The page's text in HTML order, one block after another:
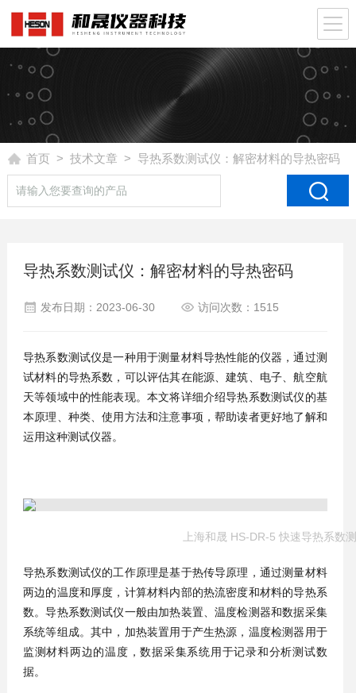
首页 > 技术文章 > 导热系数测试仪：解密材料的导热密码
导热系数测试仪：解密材料的导热密码
发布日期：2023-06-30 访问次数：1515
导热系数测试仪是一种用于测量材料导热性能的仪器，通过测
试材料的导热系数，可以评估其在能源、建筑、电子、航空航
天等领域中的性能表现。本文将详细介绍导热系数测试仪的基
本原理、种类、使用方法和注意事项，帮助读者更好地了解和
运用这种测试仪器。
上海和晟 HS-DR-5 快速导热系数
导热系数测试仪的工作原理是基于热传导原理，通过测量材料
两边的温度和厚度，计算材料内部的热流密度和材料的导热系
数。导热系数测试仪一般由加热装置、温度检测器和数据采集
系统等组成。其中，加热装置用于产生热源，温度检测器用于
监测材料两边的温度，数据采集系统用于记录和分析测试数
据。